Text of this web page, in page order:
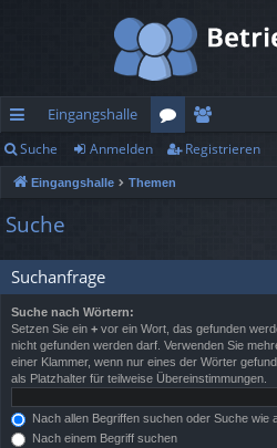
ch
ne
llz
ug
rif
f
Eingangshalle
or
en
itg
r
Suche Anmelden Registrieren
Eingangshalle Themen
Suche
Suchanfrage
Suche nach Wörtern:
Setzen Sie ein + vor ein Wort, das gefunden
nicht gefunden werden darf. Verwenden Sie
einer Klammer, wenn nur eines der Wörter
als Platzhalter für teilweise Übereinstimmungen.
Nach allen Begriffen suchen oder Suche wie
Nach einem Begriff suchen